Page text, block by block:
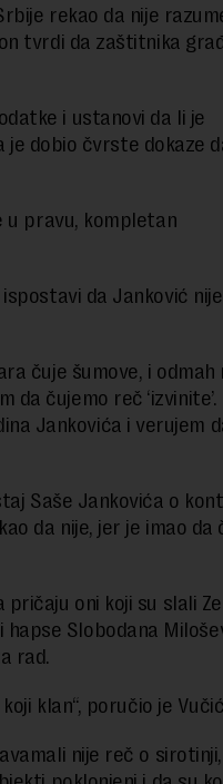
rekao da nije
tvrdi da zaštitnika
i ustanovi da li je
je dobio čvrste dokaze
u pravu, kompletan
da Janković
čuje šumove, i odmah
da čujemo reč
Jankovića i verujem
Saše Jankovića o
da nije, jer je imao da
oni koji su slali
Slobodana
rad.
klan“, poručio je
nije reč o